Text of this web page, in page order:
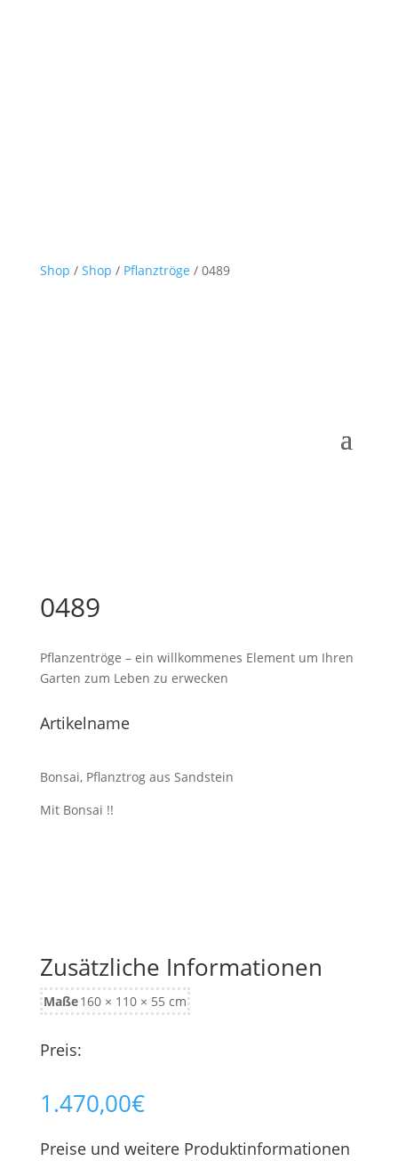
Shop / Shop / Pflanztröge / 0489
0489
Pflanzentröge – ein willkommenes Element um Ihren
Garten zum Leben zu erwecken
Artikelname
Bonsai, Pflanztrog aus Sandstein
Mit Bonsai !!
Zusätzliche Informationen
Maße160 × 110 × 55 cm
Preis:
1.470,00€
Preise und weitere Produktinformationen